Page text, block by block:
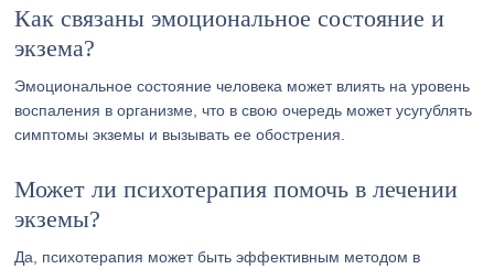
Как связаны эмоциональное состояние и
экзема?
Эмоциональное состояние человека может влиять на уровень
воспаления в организме, что в свою очередь может усугублять
симптомы экземы и вызывать ее обострения.
Может ли психотерапия помочь в лечении
экземы?
Да, психотерапия может быть эффективным методом в